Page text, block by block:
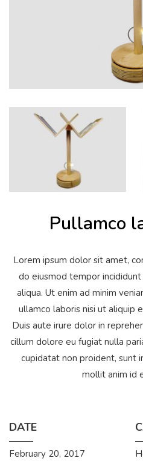
Pullamco
Lorem ipsum dolor sit amet,
do eiusmod tempor
aliqua. Ut enim ad minim
ullamco laboris nisi ut aliquip
Duis aute irure dolor in
cillum dolore eu fugiat nulla
cupidatat non proident, sunt
mollit anim id
DATE
February 20, 2017